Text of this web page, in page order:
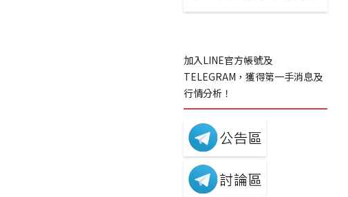
加入LINE官方帳號及
TELEGRAM，獲得第一手消息及
行情分析！